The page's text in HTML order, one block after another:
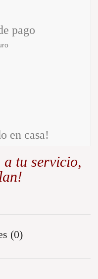
pago
en casa!
a tu servicio,
(0)